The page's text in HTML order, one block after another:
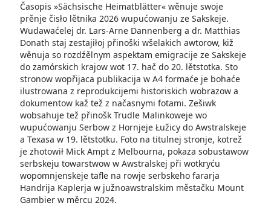
Časopis »Sächsische Heimatblätter« wěnuje swoje
prěnje čisło lětnika 2026 wupućowanju ze Sakskeje.
Wudawaćelej dr. Lars-Arne Dannenberg a dr. Matthias
Donath staj zestajiłoj přinoški wšelakich awtorow, kiž
wěnuja so rozdźělnym aspektam emigracije ze Sakskeje
do zamórskich krajow wot 17. hač do 20. lětstotka. Sto
stronow wopřijaca publikacija w A4 formaće je bohaće
ilustrowana z reprodukcijemi historiskich wobrazow a
dokumentow kaž tež z načasnymi fotami. Zešiwk
wobsahuje tež přinošk Trudle Malinkoweje wo
wupućowanju Serbow z Hornjeje Łužicy do Awstralskeje
a Texasa w 19. lětstotku. Foto na titulnej stronje, kotrež
je zhotowił Mick Ampt z Melbourna, pokaza sobustawow
serbskeju towarstwow w Awstralskej při wotkryću
wopomnjenskeje tafle na rowje serbskeho fararja
Handrija Kaplerja w južnoawstralskim městačku Mount
Gambier w měrcu 2024.